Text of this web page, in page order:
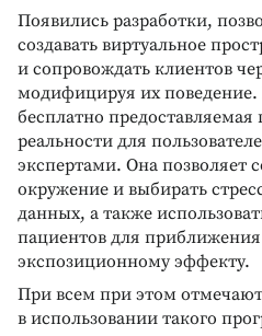
Появились разработки,
создавать виртуальное
и сопровождать клиентов
модифицируя их
бесплатно
реальности для
экспертами. Она позволяет
окружение и выбирать
данных, а также
пациентов для
экспозиционному эффекту.
При всем при этом
в использовании такого